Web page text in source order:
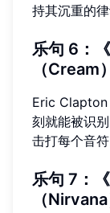
持其沉重的律
乐句 6：
（Cream
Eric Clapton
刻就能被识
击打每个音
乐句 7：
（